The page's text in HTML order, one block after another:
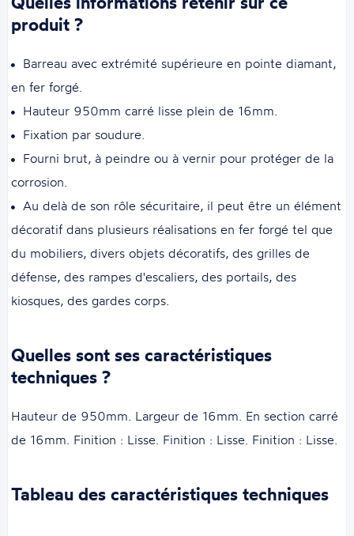
produit ?
Barreau avec extrémité supérieure en pointe diamant,
en fer forgé.
Hauteur 950mm carré lisse plein de 16mm.
Fixation par soudure.
Fourni brut, à peindre ou à vernir pour protéger de la
corrosion.
Au delà de son rôle sécuritaire, il peut être un élément
décoratif dans plusieurs réalisations en fer forgé tel que
du mobiliers, divers objets décoratifs, des grilles de
défense, des rampes d'escaliers, des portails, des
kiosques, des gardes corps.
Quelles sont ses caractéristiques
techniques ?
Hauteur de 950mm. Largeur de 16mm. En section carré
de 16mm. Finition : Lisse. Finition : Lisse. Finition : Lisse.
Tableau des caractéristiques techniques